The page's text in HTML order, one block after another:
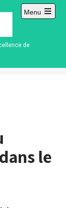
de
Menu
Open
le